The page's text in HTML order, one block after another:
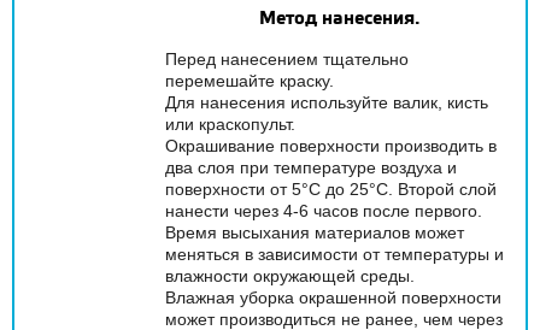
Метод нанесения.
Перед нанесением тщательно
перемешайте краску.
Для нанесения используйте валик, кисть
или краскопульт.
Окрашивание поверхности производить в
два слоя при температуре воздуха и
поверхности от 5°С до 25°С. Второй слой
нанести через 4-6 часов после первого.
Время высыхания материалов может
меняться в зависимости от температуры и
влажности окружающей среды.
Влажная уборка окрашенной поверхности
может производиться не ранее, чем через